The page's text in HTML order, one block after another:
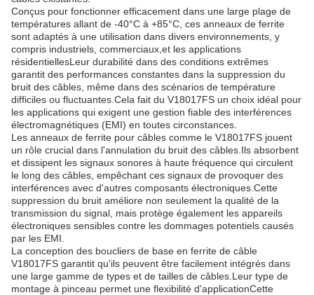
Conçus pour fonctionner efficacement dans une large plage de
températures allant de -40°C à +85°C, ces anneaux de ferrite
sont adaptés à une utilisation dans divers environnements, y
compris industriels, commerciaux,et les applications
résidentiellesLeur durabilité dans des conditions extrêmes
garantit des performances constantes dans la suppression du
bruit des câbles, même dans des scénarios de température
difficiles ou fluctuantes.Cela fait du V18017FS un choix idéal pour
les applications qui exigent une gestion fiable des interférences
électromagnétiques (EMI) en toutes circonstances.
Les anneaux de ferrite pour câbles comme le V18017FS jouent
un rôle crucial dans l'annulation du bruit des câbles.Ils absorbent
et dissipent les signaux sonores à haute fréquence qui circulent
le long des câbles, empêchant ces signaux de provoquer des
interférences avec d'autres composants électroniques.Cette
suppression du bruit améliore non seulement la qualité de la
transmission du signal, mais protège également les appareils
électroniques sensibles contre les dommages potentiels causés
par les EMI.
La conception des boucliers de base en ferrite de câble
V18017FS garantit qu'ils peuvent être facilement intégrés dans
une large gamme de types et de tailles de câbles.Leur type de
montage à pinceau permet une flexibilité d'applicationCette